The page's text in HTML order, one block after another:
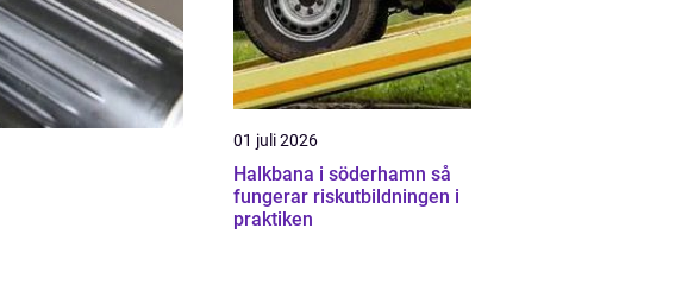
01 juli 2026
Halkbana i söderhamn så
fungerar riskutbildningen i
praktiken